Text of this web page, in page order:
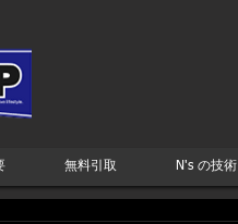
無料引取 N's の技術